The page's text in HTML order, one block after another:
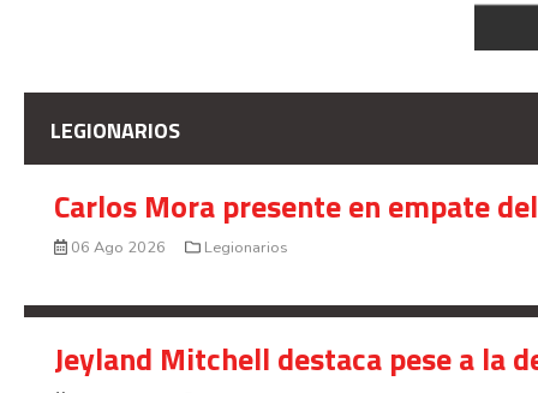
LEGIONARIOS
Carlos Mora presente en empate
06 Ago 2026 Legionarios
Jeyland Mitchell destaca pese a la